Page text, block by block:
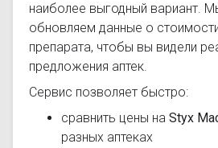
наиболее выгодный вариант.
обновляем данные о
препарата, чтобы вы видели
предложения аптек.
Сервис позволяет быстро:
сравнить цены на Styx
разных аптеках